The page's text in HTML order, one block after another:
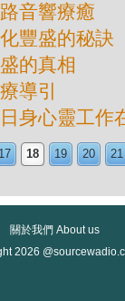
音響療癒
豐盛的秘訣
的真相
導引
身心靈工作
17 18 19 20 21
關於我們 About us
2026